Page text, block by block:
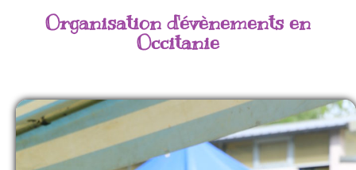
Organisation d'évènements en
Occitanie